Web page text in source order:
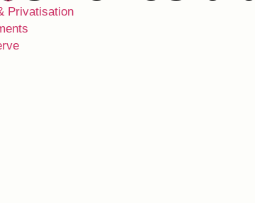
Privatisation